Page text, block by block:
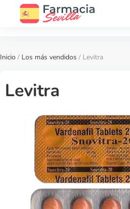
Inicio / Los más vendidos / Levitra
Levitra